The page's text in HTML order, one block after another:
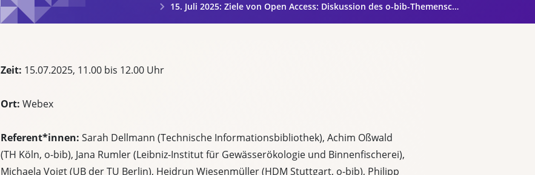
15. Juli 2025: Ziele von Open Access: Diskussion des o-bib-Themenschwerpunkts
Zeit: 15.07.2025, 11.00 bis 12.00 Uhr
Ort: Webex
Referent*innen: Sarah Dellmann (Technische Informationsbibliothek), Achim Oßwald
(TH Köln, o-bib), Jana Rumler (Leibniz-Institut für Gewässerökologie und Binnenfischerei),
Michaela Voigt (UB der TU Berlin), Heidrun Wiesenmüller (HDM Stuttgart, o-bib), Philipp